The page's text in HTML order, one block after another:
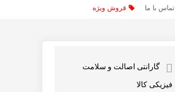
تماس با ما فروش ویژه
گارانتی اصالت و سلامت
فیزیکی کالا